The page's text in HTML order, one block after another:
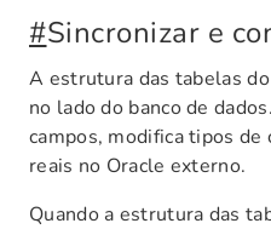
#Sincronizar e
A estrutura das tabelas
no lado do banco de
campos, modifica tipos de
reais no Oracle externo.
Quando a estrutura das